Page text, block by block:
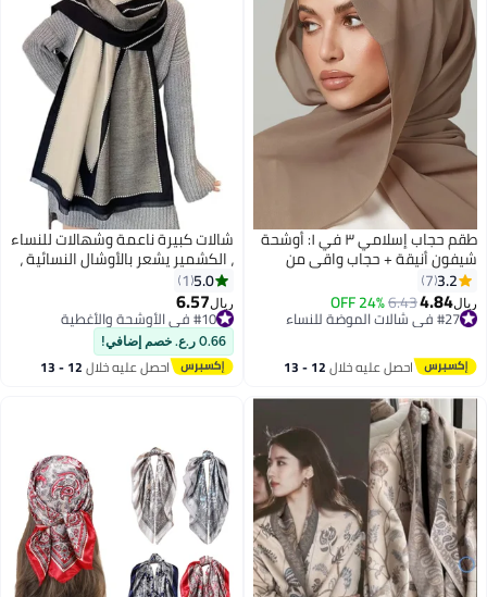
3
طقم حجاب إسلامي ٣ في ١: أوشحة
شيفون أنيقة + حجاب واقي من
الشمس قابل للتهوية + غطاء
داخلي مرن من المودال | غطاء
صيفي خفيف الوزن (ألوان سادة)
3.2
7
ريال4.84
6.43
24% OFF
#27 في شالات الموضة للنساء
احصل عليه خلال 12 - 13
شالات كبيرة ناعمة وشهالات للنساء
، الكشمير يشعر بالأوشال النسائية ،
اكسسوارات أنيقة ومريحة ، مقاومة
التخزين أو التلاشي ، كبيرة واسعة
الحجم ناعمة ، للارتداء على مدار
السنة ، متعددة الألوان ، حجم واحد
5.0
1
ريال6.57
#10 في الأوشحة والأغطية
#10 في الأوشحة والأغطية
0.66 ر.ع. خصم إضافي!
احصل عليه خلال 12 - 13